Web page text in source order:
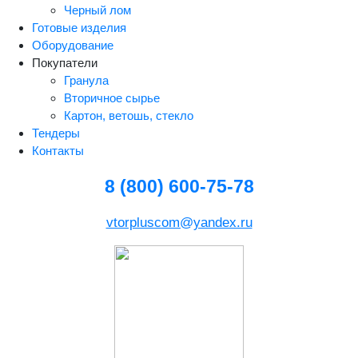
Черный лом
Готовые изделия
Оборудование
Покупатели
Гранула
Вторичное сырье
Картон, ветошь, стекло
Тендеры
Контакты
8 (800) 600-75-78
vtorpluscom@yandex.ru